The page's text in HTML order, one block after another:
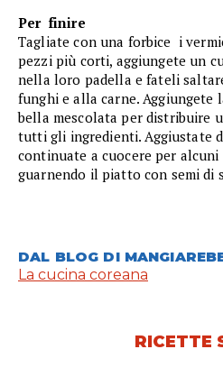
Per finire
Tagliate con una forbice i
pezzi più corti, aggiungete un
nella loro padella e fateli
funghi e alla carne. Aggiungete
bella mescolata per distribuire
tutti gli ingredienti. Aggiustate
continuate a cuocere per
guarnendo il piatto con semi di
DAL BLOG DI
La cucina coreana
RICETTE